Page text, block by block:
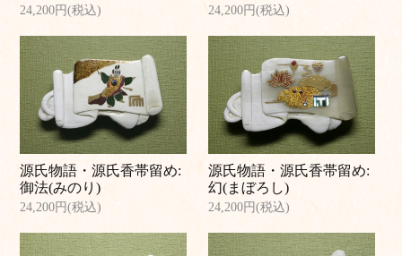
24,200円(税込) 24,200円(税込)
源氏物語・源氏香帯留め:
御法(みのり)
24,200円(税込)
源氏物語・源氏香帯留め:
幻(まぼろし)
24,200円(税込)